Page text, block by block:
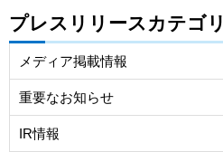
プレスリリースカテゴリ
メディア掲載情報
重要なお知らせ
IR情報